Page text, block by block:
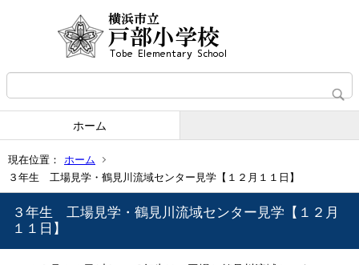
ホーム
現在位置：
ホーム
３年生 工場見学・鶴見川流域センター見学【１２月１１日】
３年生 工場見学・鶴見川流域センター見学【１２月
１１日】